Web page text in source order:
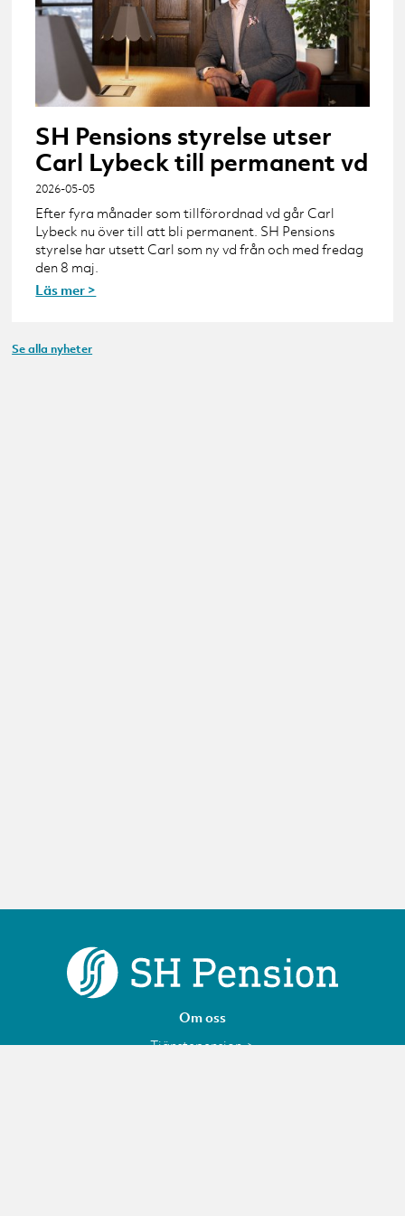
SH Pensions styrelse utser
Carl Lybeck till permanent vd
2026-05-05
Efter fyra månader som tillförordnad vd går Carl
Lybeck nu över till att bli permanent. SH Pensions
styrelse har utsett Carl som ny vd från och med fredag
den 8 maj.
Läs mer >
Se alla nyheter
Om oss
Tjänstepension